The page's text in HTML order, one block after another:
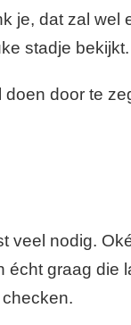
je, dat zal
stadje
door te
nodig.
graag